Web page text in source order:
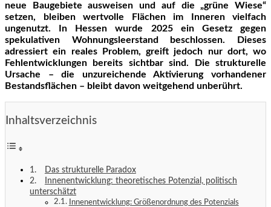
neue Baugebiete ausweisen und auf die „grüne Wiese“
setzen, bleiben wertvolle Flächen im Inneren vielfach
ungenutzt. In Hessen wurde 2025 ein Gesetz gegen
spekulativen Wohnungsleerstand beschlossen. Dieses
adressiert ein reales Problem, greift jedoch nur dort, wo
Fehlentwicklungen bereits sichtbar sind. Die strukturelle
Ursache – die unzureichende Aktivierung vorhandener
Bestandsflächen – bleibt davon weitgehend unberührt.
Inhaltsverzeichnis
Das strukturelle Paradox
Innenentwicklung: theoretisches Potenzial, politisch
unterschätzt
Innenentwicklung: Größenordnung des Potenzials